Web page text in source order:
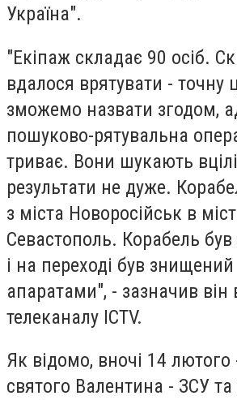
Україна".
"Екіпаж складає 90 осіб.
вдалося врятувати - точну
зможемо назвати згодом,
пошуково-рятувальна
триває. Вони шукають
результати не дуже.
з міста Новоросійськ в
Севастополь. Корабель
і на переході був
апаратами", - зазначив він
телеканалу ICTV.
Як відомо, вночі 14
святого Валентина - ЗСУ